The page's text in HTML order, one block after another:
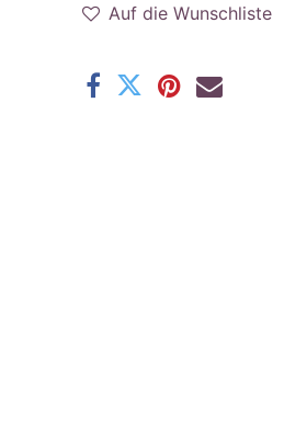
Auf die Wunschliste